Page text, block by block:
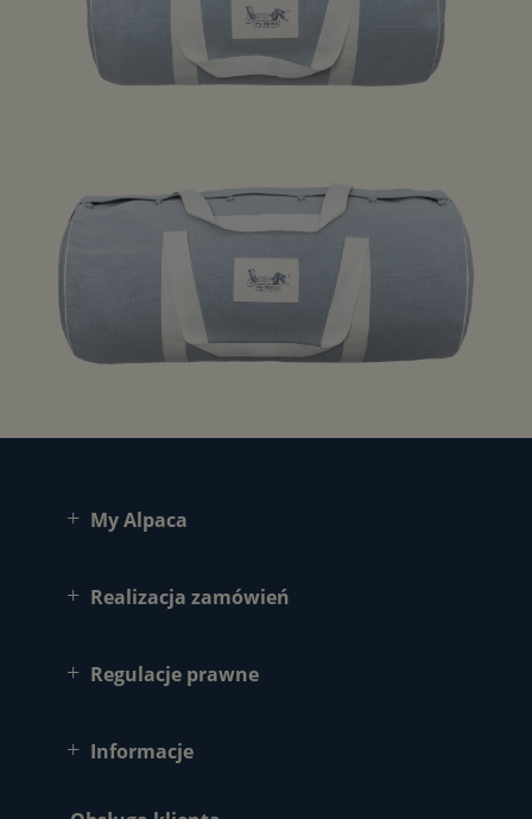
My Alpaca
Realizacja zamówień
Regulacje prawne
Informacje